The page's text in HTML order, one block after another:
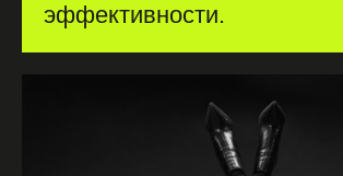
эффективности.